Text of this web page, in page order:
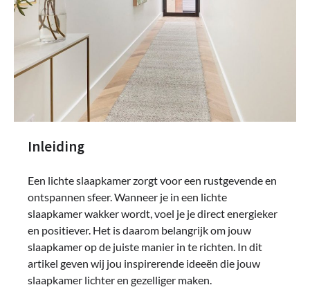
Inleiding
Een lichte slaapkamer zorgt voor een rustgevende en
ontspannen sfeer. Wanneer je in een lichte
slaapkamer wakker wordt, voel je je direct energieker
en positiever. Het is daarom belangrijk om jouw
slaapkamer op de juiste manier in te richten. In dit
artikel geven wij jou inspirerende ideeën die jouw
slaapkamer lichter en gezelliger maken.